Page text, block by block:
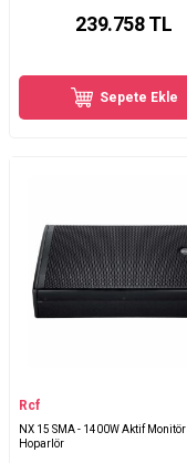
239.758TL
Sepete Ekle
Rcf
NX 15 SMA - 1400W Aktif Monitör
Hoparlör